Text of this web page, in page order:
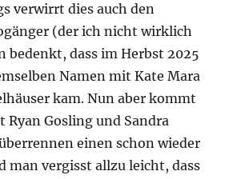
verwirrt dies auch den
(der ich nicht wirklich
bedenkt, dass im Herbst 2025
Namen mit Kate Mara
kam. Nun aber kommt
Ryan Gosling und Sandra
einen schon wieder
man vergisst allzu leicht, dass